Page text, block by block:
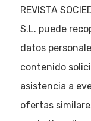
REVISTA
S.L. puede
datos
contenido
asistencia a
ofertas